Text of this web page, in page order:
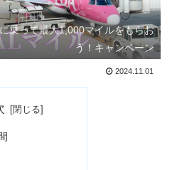
乗って最大1,000マイルをもらお
う！キャンペーン
2024.11.01